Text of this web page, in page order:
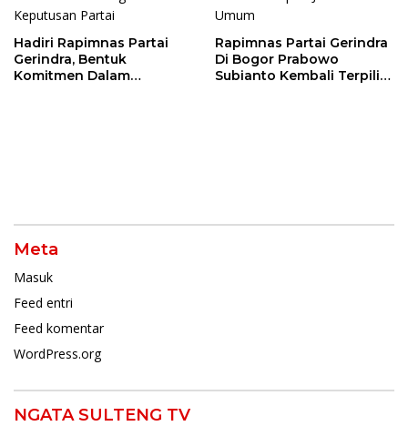
Hadiri Rapimnas Partai
Gerindra, Bentuk
Komitmen Dalam
Rapimnas Partai Gerindra
Di Bogor Prabowo
Subianto Kembali Terpilih
Meta
Masuk
Feed entri
Feed komentar
WordPress.org
NGATA SULTENG TV